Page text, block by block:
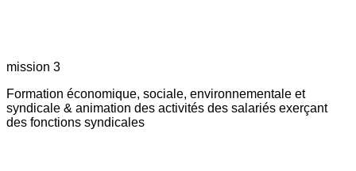
mission 3
Formation économique, sociale, environnementale et
syndicale & animation des activités des salariés exerçant
des fonctions syndicales